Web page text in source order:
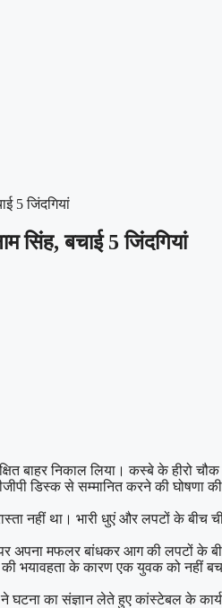
5 जिंदगियां
बचाई 5 जिंदगियां
बाहर निकाल लिया। कस्बे के हीरो
डिस्क से सम्मानित करने की घोषणा
नहीं था। भारी धुएं और लपटों के बीच
अपना मफलर बांधकर आग की लपटों के
भयावहता के कारण एक युवक को नहीं
का संज्ञान लेते हुए कांस्टेबल के